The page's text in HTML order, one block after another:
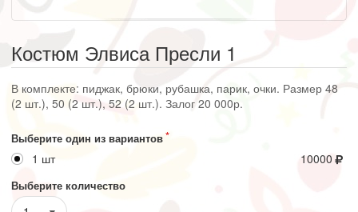
Костюм Элвиса Пресли 1
В комплекте: пиджак, брюки, рубашка, парик, очки. Размер 48
(2 шт.), 50 (2 шт.), 52 (2 шт.). Залог 20 000р.
Выберите один из вариантов
1 шт 10000
Выберите количество